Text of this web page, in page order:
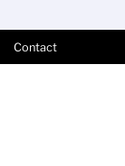
Contact